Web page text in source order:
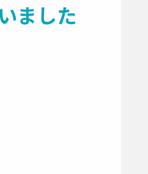
ました